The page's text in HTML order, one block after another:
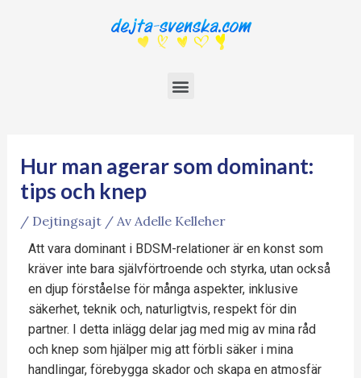
Hur man agerar som dominant:
tips och knep
/ Dejtingsajt/ Av Adelle Kelleher
Att vara dominant i BDSM-relationer är en konst som
kräver inte bara självförtroende och styrka, utan också
en djup förståelse för många aspekter, inklusive
säkerhet, teknik och, naturligtvis, respekt för din
partner. I detta inlägg delar jag med mig av mina råd
och knep som hjälper mig att förbli säker i mina
handlingar, förebygga skador och skapa en atmosfär